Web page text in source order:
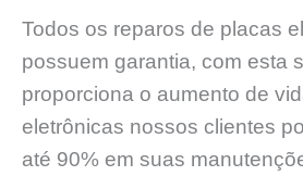
Todos os reparos de placas
possuem garantia, com esta
proporciona o aumento de
eletrônicas nossos clientes
até 90% em suas